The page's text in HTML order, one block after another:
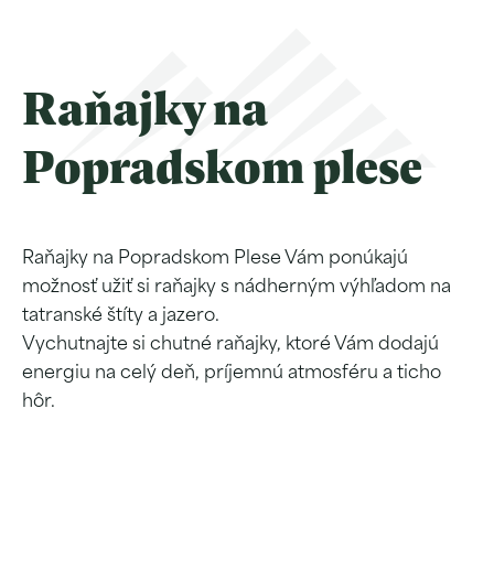
Chata pod Soliskom
Zobraziť
Après-ski & PEKYHO
Raňajky na
Popradskom plese
Raňajky na Popradskom Plese Vám ponúkajú
možnosť užiť si raňajky s nádherným výhľadom na
tatranské štíty a jazero.
Vychutnajte si chutné raňajky, ktoré Vám dodajú
energiu na celý deň, príjemnú atmosféru a ticho
hôr.